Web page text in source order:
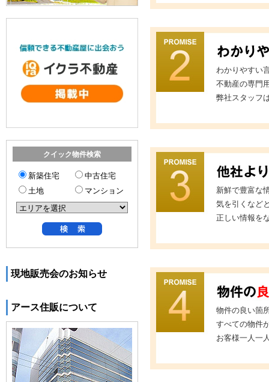
わかりやすい
不動産の専門
弊社スタッフ
新鮮で豊富な
気を引くなど
正しい情報を
物件の良い箇
すべての物件
お客様一人一
クイック物件検索
新築住宅
中古住宅
土地
マンション
現地販売会のお知らせ
アース住販について